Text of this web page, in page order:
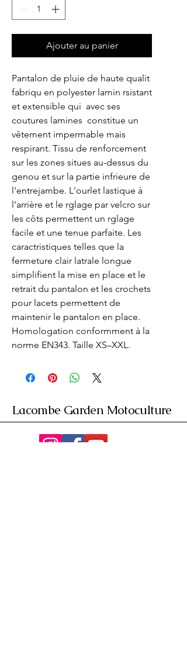
Ajouter au panier
Pantalon de pluie de haute qualit
fabriqu en polyester lamin rsistant
et extensible qui  avec ses
coutures lamines  constitue un
vêtement impermable mais
respirant. Tissu de renforcement
sur les zones situes au-dessus du
genou et sur la partie infrieure de
l'entrejambe. L'ourlet lastique à
l'arrière et le rglage par velcro sur
les côts permettent un rglage
facile et une tenue parfaite. Les
caractristiques telles que la
fermeture clair latrale longue
simplifient la mise en place et le
retrait du pantalon et les crochets
pour lacets permettent de
maintenir le pantalon en place.
Homologation conformment à la
norme EN343. Taille XS–XXL.
Lacombe Garden Motoculture